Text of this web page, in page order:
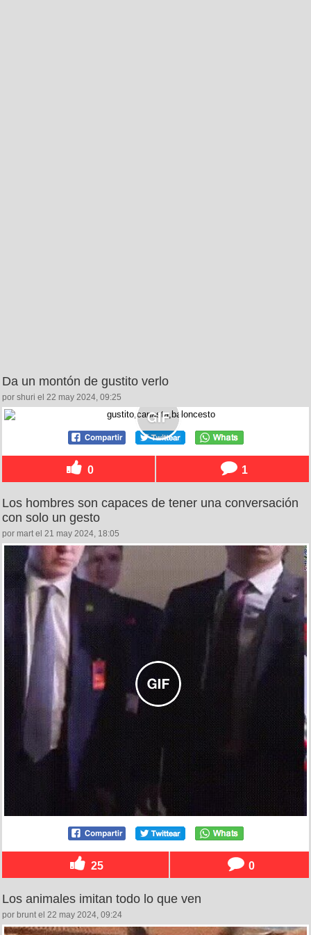
Da un montón de gustito verlo
por shuri el 22 may 2024, 09:25
0 1
Los hombres son capaces de tener una conversación
con solo un gesto
por mart el 21 may 2024, 18:05
25 0
Los animales imitan todo lo que ven
por brunt el 22 may 2024, 09:24